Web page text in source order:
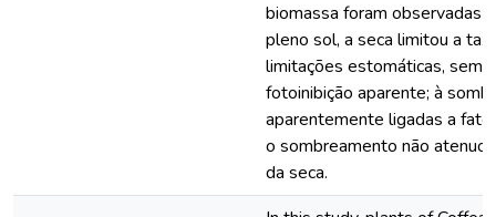
biomassa foram observadas
pleno sol, a seca limitou a
limitações estomáticas, sem
fotoinibição aparente; à
aparentemente ligadas a
o sombreamento não
da seca.